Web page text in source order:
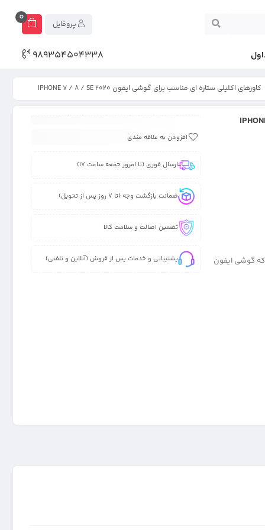
0
989354504338
کاورهای اکلیلی ستاره ای مناسب برای گوشی ایفون IPHONE 7 / 8 / SE 2020
که گوشی ایفون
افزودن به علاقه مندی
ارسال فوری (تا امروز جمعه ساعت 17)
ضمانت بازگشت وجه (تا 7 روز پس از تحویل)
تضمین اصالت و سلامت کالا
پشتیبانی و خدمات پس از فروش (آنلاین و تلفنی)